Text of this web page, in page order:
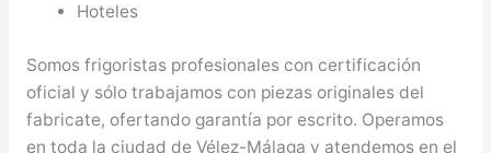
Hoteles
Somos frigoristas profesionales con certificación
oficial y sólo trabajamos con piezas originales del
fabricate, ofertando garantía por escrito. Operamos
en toda la ciudad de Vélez-Málaga y atendemos en el